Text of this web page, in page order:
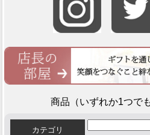
商品（いずれか1つで
カテゴリ